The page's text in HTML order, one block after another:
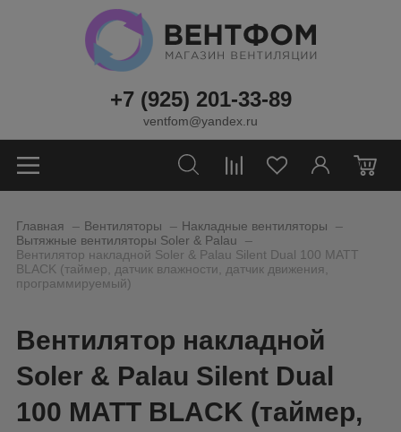
+7 (925) 201-33-89
ventfom@yandex.ru
0
Главная Вентиляторы Накладные вентиляторы
Вытяжные вентиляторы Soler & Palau _
Вентилятор накладной Soler & Palau Silent Dual 100 MATT
BLACK (таймер, датчик влажности, датчик движения,
программируемый)
Вентилятор накладной
Soler & Palau Silent Dual
100 MATT BLACK (таймер,